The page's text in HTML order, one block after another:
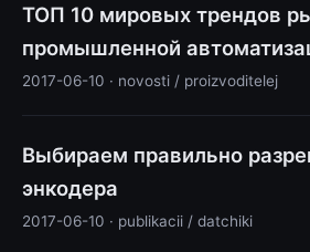
ТОП 10 мировых трендов
промышленной
2017-06-10 · novosti / proizvoditelej
Выбираем правильно
энкодера
2017-06-10 · publikacii / datchiki